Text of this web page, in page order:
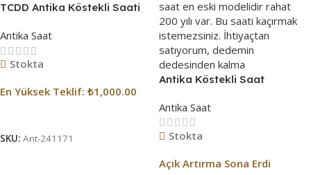
TCDD Antika Köstekli Saati
Antika Saat
Stokta
En Yüksek Teklif: ₺1,000.00
SKU: Ant-241171
Antika Köstekli Saat
Antika Saat
Stokta
Açık Artırma Sona Erdi